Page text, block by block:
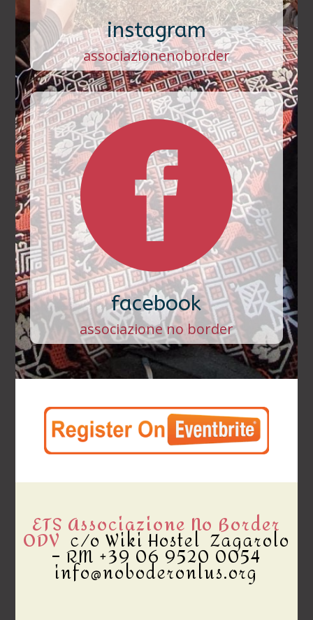
instagram
associazionenoborder

facebook
associazione no border
ETS Associazione No Border
ODV c/o Wiki Hostel Zagarolo
– RM +39 06 9520 0054
info@noboderonlus.org